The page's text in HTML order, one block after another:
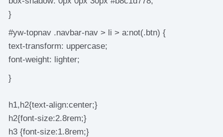
}
#yw-topnav .navbar-nav > li > a:not(.btn) {
text-transform: uppercase;
font-weight: lighter;
}
h1,h2{text-align:center;}
h2{font-size:2.8rem;}
h3 {font-size:1.8rem;}